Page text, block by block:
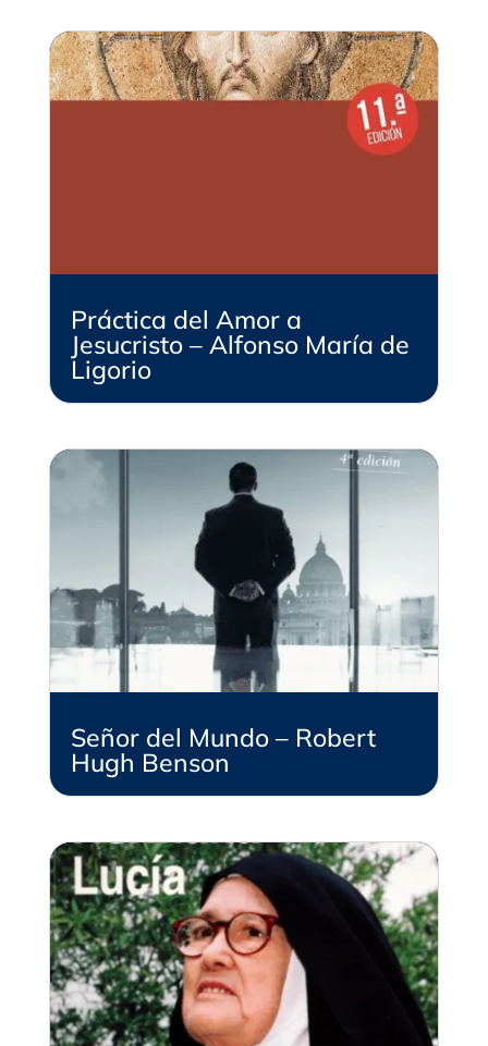
Práctica del Amor a
Jesucristo – Alfonso María de
Ligorio
Señor del Mundo – Robert
Hugh Benson